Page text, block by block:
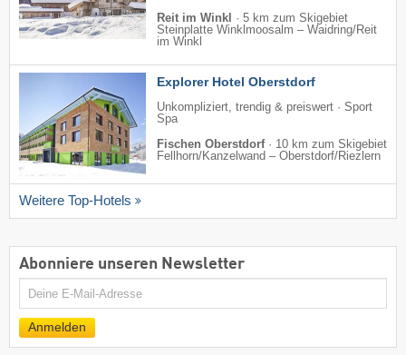
Reit im Winkl
· 5 km zum Skigebiet
Steinplatte Winklmoosalm – Waidring/​Reit
im Winkl
Explorer Hotel Oberstdorf
Unkompliziert, trendig & preiswert · Sport
Spa
Fischen Oberstdorf· 10 km zum Skigebiet
Fellhorn/​Kanzelwand – Oberstdorf/​Riezlern
Weitere Top-Hotels
Abonniere unseren Newsletter
E-
Anmelden